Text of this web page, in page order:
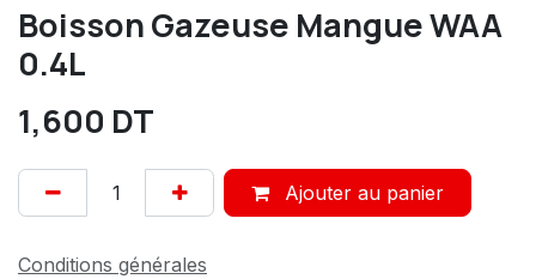
Boisson Gazeuse Mangue WAA
0.4L
1,600 DT
Ajouter au panier
Conditions générales